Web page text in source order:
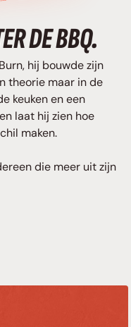
DE BBQ.
hij bouwde zijn
theorie maar in de
keuken en een
laat hij zien hoe
maken.
die meer uit zijn